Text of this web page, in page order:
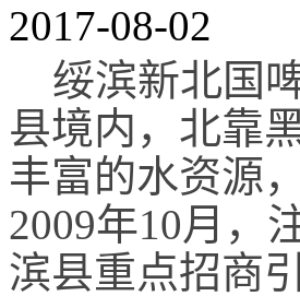
2017-08-02
绥滨新北国
县境内，北靠
丰富的水资源
2009年10月，
滨县重点招商